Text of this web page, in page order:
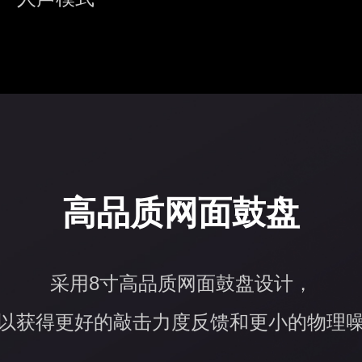
高品质网面鼓盘
采用8寸高品质网面鼓盘设计，
获得更好的敲击力度反馈和更小的物理